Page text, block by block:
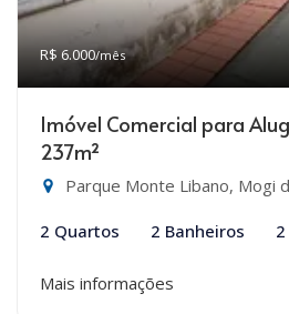
R$ 6.000/mês
Imóvel Comercial para
237m²
Parque Monte Libano, Mogi
2 Quartos 2 Banheiros
Mais informações